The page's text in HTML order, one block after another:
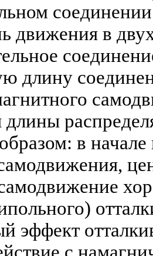
движения в
длину
длины
в
эффект
с